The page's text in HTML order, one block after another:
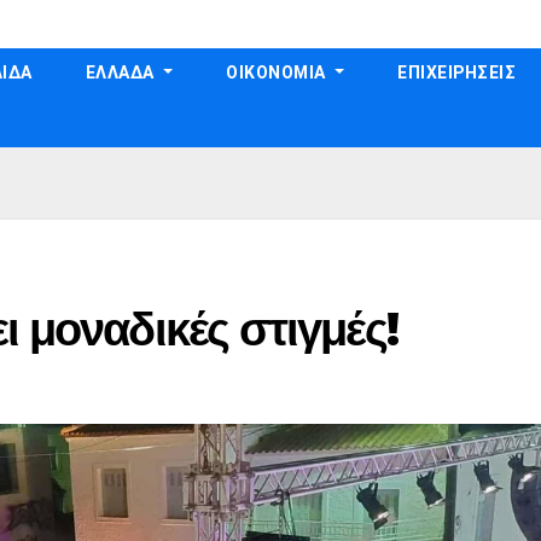
ΕΛΛΑΔΑ ΟΙΚΟΝΟΜΙΑ ΕΠΙΧΕΙΡΗΣΕΙΣ
στιγμές!